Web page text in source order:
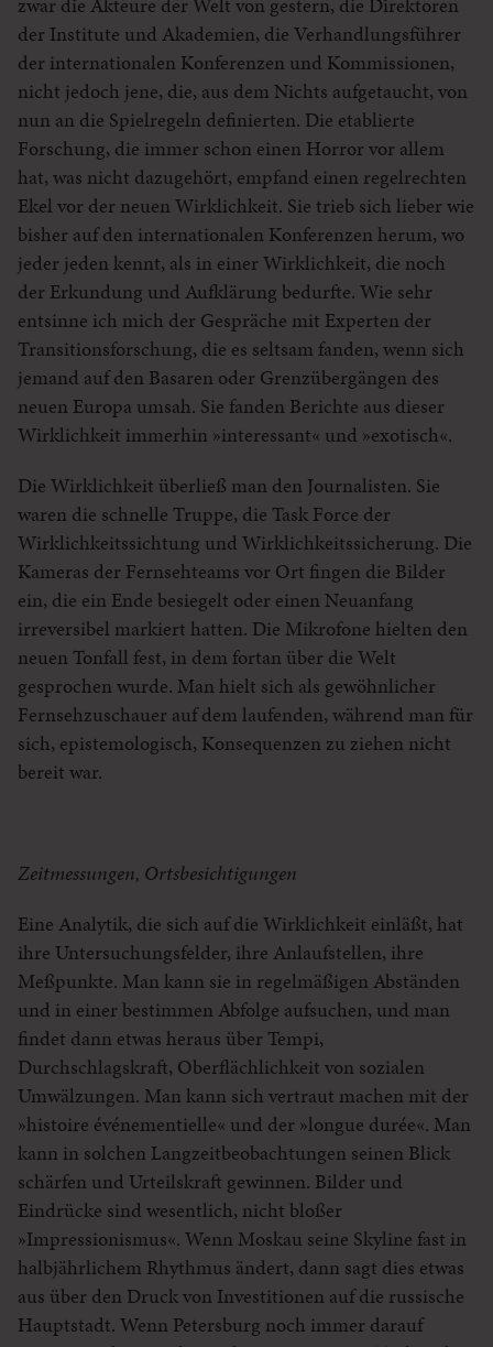
der Institute und Akademien, die Verhandlungsführer
der internationalen Konferenzen und Kommissionen,
nicht jedoch jene, die, aus dem Nichts aufgetaucht, von
nun an die Spielregeln definierten. Die etablierte
Forschung, die immer schon einen Horror vor allem
hat, was nicht dazugehört, empfand einen regelrechten
Ekel vor der neuen Wirklichkeit. Sie trieb sich lieber wie
bisher auf den internationalen Konferenzen herum, wo
jeder jeden kennt, als in einer Wirklichkeit, die noch
der Erkundung und Aufklärung bedurfte. Wie sehr
entsinne ich mich der Gespräche mit Experten der
Transitionsforschung, die es seltsam fanden, wenn sich
jemand auf den Basaren oder Grenzübergängen des
neuen Europa umsah. Sie fanden Berichte aus dieser
Wirklichkeit immerhin »interessant« und »exotisch«.
Die Wirklichkeit überließ man den Journalisten. Sie
waren die schnelle Truppe, die Task Force der
Wirklichkeitssichtung und Wirklichkeitssicherung. Die
Kameras der Fernsehteams vor Ort fingen die Bilder
ein, die ein Ende besiegelt oder einen Neuanfang
irreversibel markiert hatten. Die Mikrofone hielten den
neuen Tonfall fest, in dem fortan über die Welt
gesprochen wurde. Man hielt sich als gewöhnlicher
Fernsehzuschauer auf dem laufenden, während man für
sich, epistemologisch, Konsequenzen zu ziehen nicht
bereit war.
Zeitmessungen, Ortsbesichtigungen
Eine Analytik, die sich auf die Wirklichkeit einläßt, hat
ihre Untersuchungsfelder, ihre Anlaufstellen, ihre
Meßpunkte. Man kann sie in regelmäßigen Abständen
und in einer bestimmen Abfolge aufsuchen, und man
findet dann etwas heraus über Tempi,
Durchschlagskraft, Oberflächlichkeit von sozialen
Umwälzungen. Man kann sich vertraut machen mit der
»histoire événementielle« und der »longue durée«. Man
kann in solchen Langzeitbeobachtungen seinen Blick
schärfen und Urteilskraft gewinnen. Bilder und
Eindrücke sind wesentlich, nicht bloßer
»Impressionismus«. Wenn Moskau seine Skyline fast in
halbjährlichem Rhythmus ändert, dann sagt dies etwas
aus über den Druck von Investitionen auf die russische
Hauptstadt. Wenn Petersburg noch immer darauf